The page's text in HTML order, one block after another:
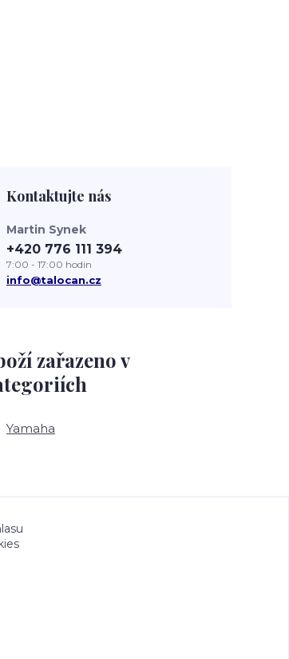
zařazeno v
Yamaha
Kontaktujte nás
Martin Synek
+420 776 111 394
7:00 - 17:00 hodin
info@talocan.cz
jsou chráněny autorským